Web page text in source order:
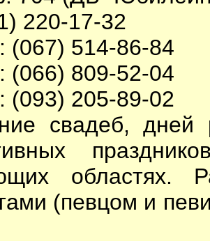
220-17-32
(067) 514-86-84
(066) 809-52-04
(093) 205-89-02
свадеб, дней
областях.
(певцом и